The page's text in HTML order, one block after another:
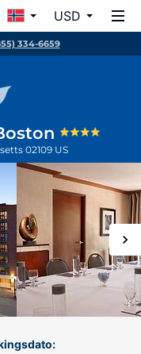
USD
334-6659
02109 US